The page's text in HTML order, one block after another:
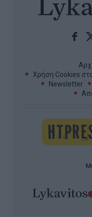
Χρήση Cookies
Newsletter